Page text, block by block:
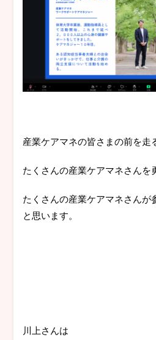
産業ケアマネの皆さまの前を走
たくさんの産業ケアマネさんを
たくさんの産業ケアマネさんが
と思います。
川上さんは